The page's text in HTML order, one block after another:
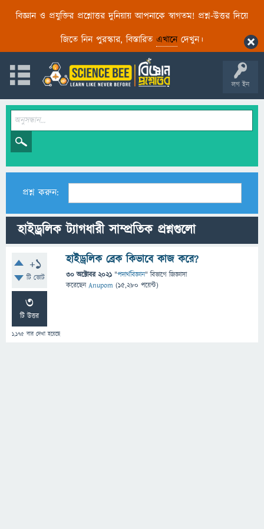
বিজ্ঞান ও প্রযুক্তির প্রশ্নোত্তর দুনিয়ায় আপনাকে স্বাগতম! প্রশ্ন-উত্তর দিয়ে
জিতে নিন পুরস্কার, বিস্তারিত এখানেদেখুন।
লগ ইন
প্রশ্ন করুন:
হাইড্রলিক ট্যাগধারী সাম্প্রতিক প্রশ্নগুলো
+1
টি ভোট
3
টি উত্তর
1,175 বার দেখা হয়েছে
হাইড্রলিক ব্রেক কিভাবে কাজ করে?
30 অক্টোবর 2021 "পদার্থবিজ্ঞান" বিভাগে জিজ্ঞাসা
করেছেনAnupom (15,280 পয়েন্ট)